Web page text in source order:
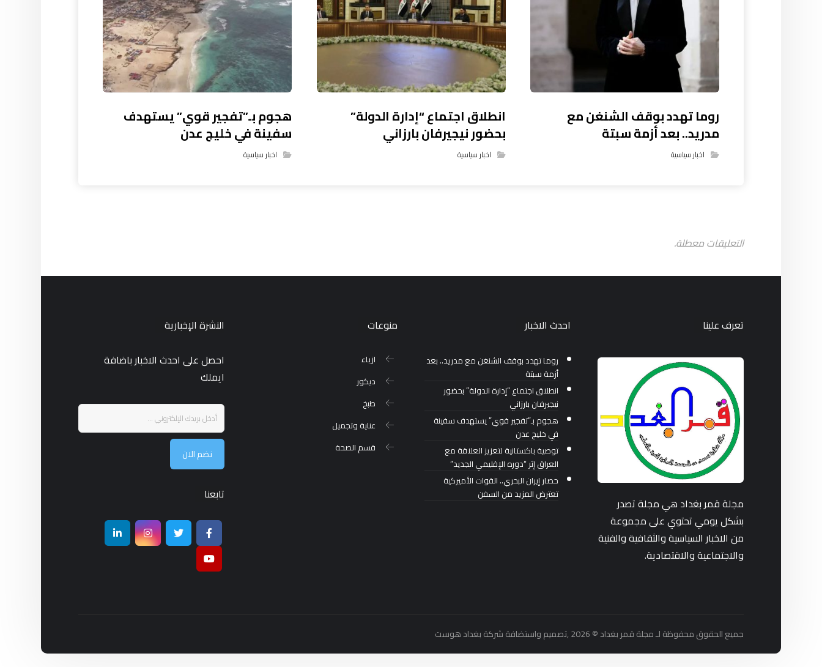
روما تهدد بوقف الشنغن مع
مدريد.. بعد أزمة سبتة
اخبار سياسية
انطلاق اجتماع “إدارة الدولة”
بحضور نيجيرفان بارزاني
اخبار سياسية
هجوم بـ”تفجير قوي” يستهدف
سفينة في خليج عدن
اخبار سياسية
التعليقات معطلة.
تعرف علينا
مجلة قمر بغداد هي مجلة تصدر
بشكل يومي تحتوي على مجموعة
من الاخبار السياسية والثقافية والفنية
والاجتماعية والاقتصادية.
احدث الاخبار
روما تهدد بوقف الشنغن مع مدريد.. بعد
أزمة سبتة
انطلاق اجتماع “إدارة الدولة” بحضور
نيجيرفان بارزاني
هجوم بـ”تفجير قوي” يستهدف سفينة
في خليج عدن
توصية باكستانية لتعزيز العلاقة مع
العراق إثر “دوره الإقليمي الجديد”
حصار إيران البحري.. القوات الأميركية
تعترض المزيد من السفن
منوعات
ازياء
ديكور
طبخ
عناية وتجميل
قسم الصحة
النشرة الإخبارية
احصل على احدث الاخبار باضافة
ايملك
نضم الان
تابعنا
جميع الحقوق محفوظة لـ مجلة قمر بغداد © 2026 ,تصميم واستضافة شركة بغداد هوست